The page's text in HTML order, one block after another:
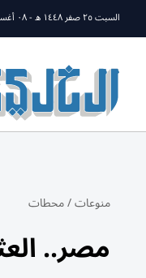
السبت ٢٥ صفر ١٤٤٨ ه - ٠٨ أغسطس ٢٠٢٦
منوعات/محطات
مصر..